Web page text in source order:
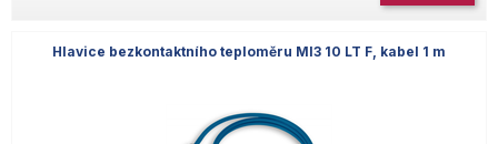
Hlavice bezkontaktního teploměru MI3 10 LT F, kabel 1 m